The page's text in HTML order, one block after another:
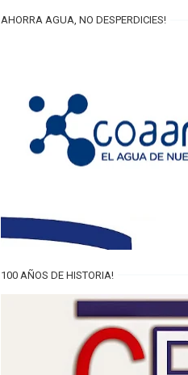
AHORRA AGUA, NO DESPERDICIES!
100 AÑOS DE HISTORIA!